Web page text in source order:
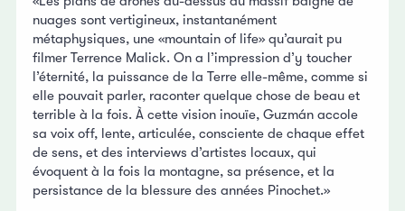
nuages sont vertigineux, instantanément
métaphysiques, une «mountain of life» qu’aurait pu
filmer Terrence Malick. On a l’impression d’y toucher
l’éternité, la puissance de la Terre elle-même, comme si
elle pouvait parler, raconter quelque chose de beau et
terrible à la fois. À cette vision inouïe, Guzmán accole
sa voix off, lente, articulée, consciente de chaque effet
de sens, et des interviews d’artistes locaux, qui
évoquent à la fois la montagne, sa présence, et la
persistance de la blessure des années Pinochet.»